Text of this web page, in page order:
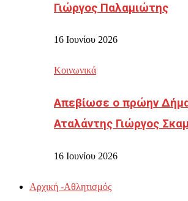
Γιώργος Παλαμιώτης
16 Ιουνίου 2026
Κοινωνικά
Απεβίωσε ο πρώην
Αταλάντης Γιώργος
16 Ιουνίου 2026
Αρχική -Αθλητισμός